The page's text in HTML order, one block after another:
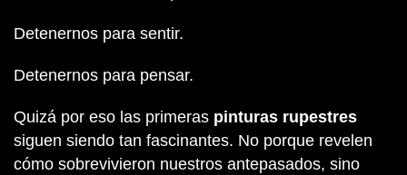
Detenernos para sentir.
Detenernos para pensar.
Quizá por eso las primeras pinturas rupestres
siguen siendo tan fascinantes. No porque revelen
cómo sobrevivieron nuestros antepasados, sino